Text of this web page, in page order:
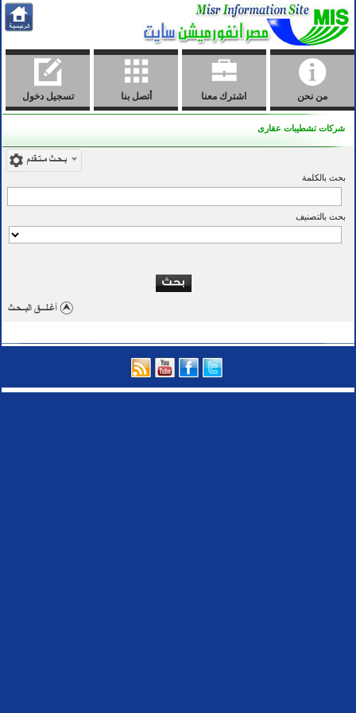
من نحن اشترك معنا أتصل بنا تسجيل دخول
شركات تشطيبات عقارى
بحث بالكلمة
بحث بالتصنيف